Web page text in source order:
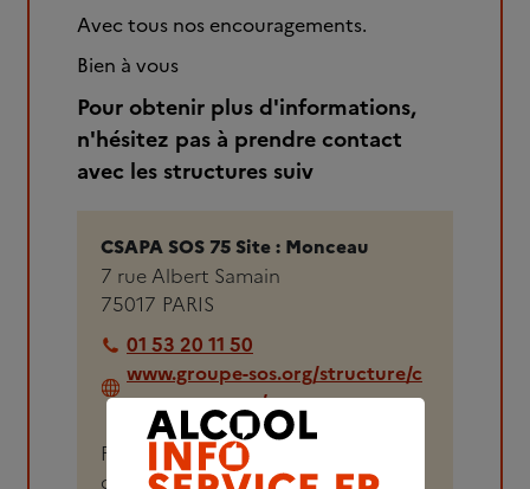
Avec tous nos encouragements.
Bien à vous
Pour obtenir plus d'informations,
n'hésitez pas à prendre contact
avec les structures suiv
CSAPA SOS 75 Site : Monceau
7 rue Albert Samain
75017 PARIS
01 53 20 11 50
www.groupe-sos.org/structure/c
sapa-monceau/
Public accueilli : Personnes
confrontées à une addiction avec